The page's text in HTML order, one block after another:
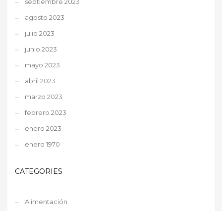
agosto 2023
julio 2023
junio 2023
mayo 2023
abril 2023
marzo 2023
febrero 2023
enero 2023
enero 1970
CATEGORIES
Alimentación